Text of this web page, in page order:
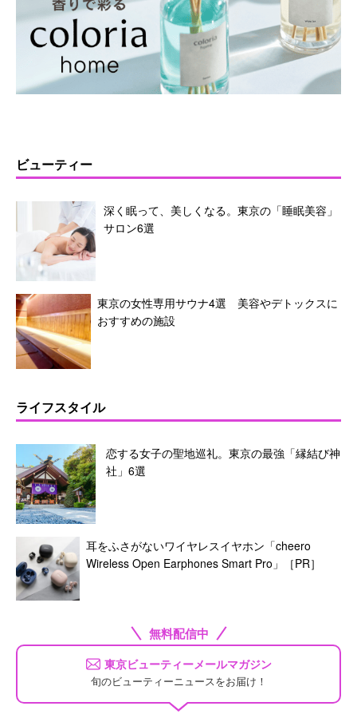
ビューティー
深く眠って、美しくなる。東京の「睡眠美容」
サロン6選
東京の女性専用サウナ4選 美容やデトックスに
おすすめの施設
ライフスタイル
恋する女子の聖地巡礼。東京の最強「縁結び神
社」6選
耳をふさがないワイヤレスイヤホン「cheero
Wireless Open Earphones Smart Pro」［PR］
無料配信中
東京ビューティーメールマガジン
旬のビューティーニュースをお届け！